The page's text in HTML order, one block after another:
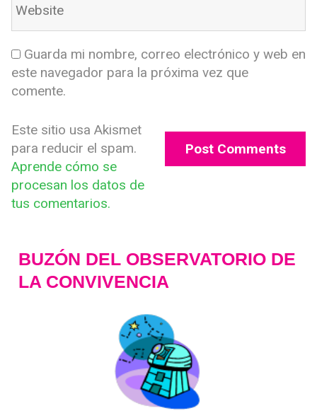
Guarda mi nombre, correo electrónico y web en
este navegador para la próxima vez que
comente.
Este sitio usa Akismet
para reducir el spam.
Aprende cómo se
procesan los datos de
tus comentarios.
BUZÓN DEL OBSERVATORIO DE
LA CONVIVENCIA